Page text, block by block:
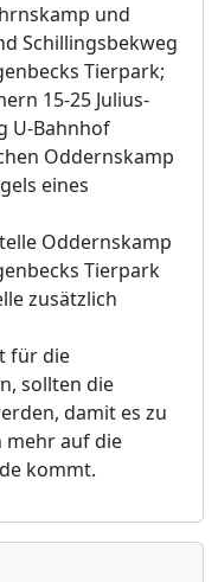
hrnskamp und
Schillingsbekweg
Tierpark;
15-25 Julius-
U-Bahnhof
Oddernskamp
eines
Oddernskamp
Tierpark
zusätzlich
für die
sollten die
damit es zu
mehr auf die
kommt.